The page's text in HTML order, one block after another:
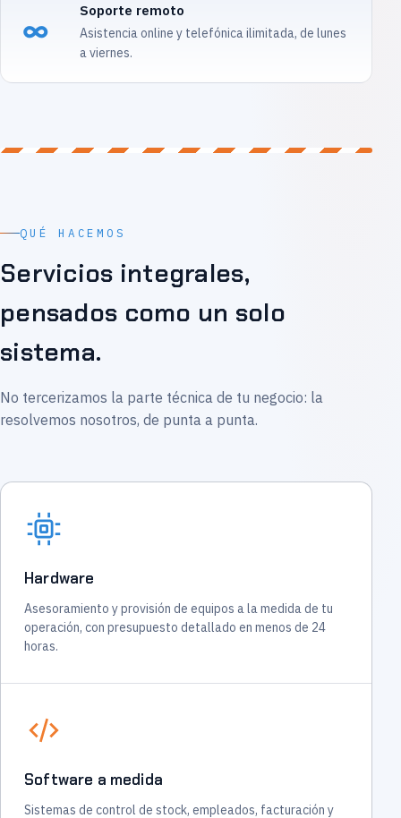
∞
Soporte remoto
Asistencia online y telefónica ilimitada, de lunes
a viernes.
QUÉ HACEMOS
Servicios integrales,
pensados como un solo
sistema.
No tercerizamos la parte técnica de tu negocio: la
resolvemos nosotros, de punta a punta.
Hardware
Asesoramiento y provisión de equipos a la medida de tu
operación, con presupuesto detallado en menos de 24
horas.
Software a medida
Sistemas de control de stock, empleados, facturación y